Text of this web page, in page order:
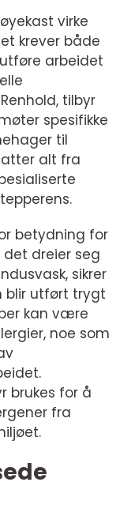
virke
krever både
arbeidet
tilbyr
spesifikke
til
alt fra
betydning for
dreier seg
sikrer
blir utført trygt
kan være
noe som
brukes for å
fra